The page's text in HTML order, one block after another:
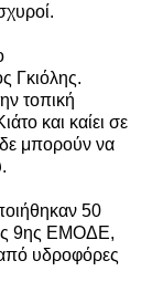
Γκιόλης.
τοπική
και καίει σε
μπορούν να
50
9ης ΕΜΟΔΕ,
υδροφόρες